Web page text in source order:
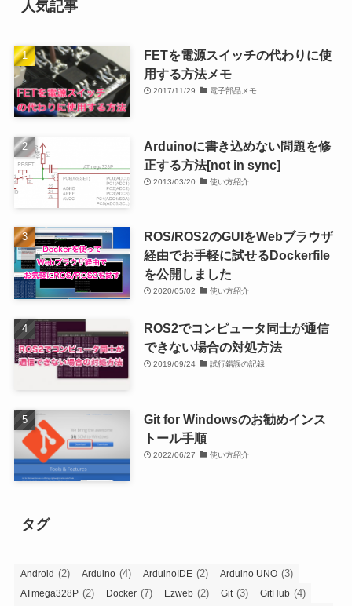
人気記事
FETを電源スイッチの代わりに使
用する方法メモ
2017/11/29 電子部品メモ
Arduinoに書き込めない問題を修
正する方法[not in sync]
2013/03/20 使い方紹介
ROS/ROS2のGUIをWebブラウザ
経由でお手軽に試せるDockerfile
を公開しました
2020/05/02 使い方紹介
ROS2でコンピュータ同士が通信
できない場合の対処方法
2019/09/24 試行錯誤の記録
Git for Windowsのお勧めインス
トール手順
2022/06/27 使い方紹介
タグ
Android (2) Arduino (4) ArduinoIDE (2) Arduino UNO (3)
ATmega328P (2) Docker (7) Ezweb (2) Git(3) GitHub (4)